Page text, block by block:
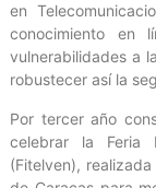
en
conocimiento en
vulnerabilidades a
robustecer así la
Por tercer año
celebrar la Feria
(Fitelven),